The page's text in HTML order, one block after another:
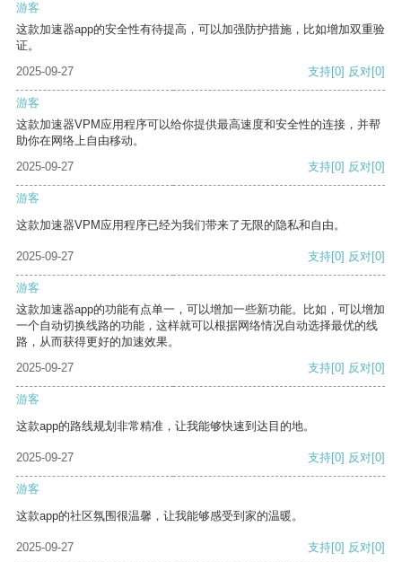
游客
这款加速器app的安全性有待提高，可以加强防护措施，比如增加双重验
证。
2025-09-27
支持[0] 反对[0]
游客
这款加速器VPM应用程序可以给你提供最高速度和安全性的连接，并帮
助你在网络上自由移动。
2025-09-27
支持[0] 反对[0]
游客
这款加速器VPM应用程序已经为我们带来了无限的隐私和自由。
2025-09-27 支持[0] 反对[0]
游客
这款加速器app的功能有点单一，可以增加一些新功能。比如，可以增加
一个自动切换线路的功能，这样就可以根据网络情况自动选择最优的线
路，从而获得更好的加速效果。
2025-09-27
支持[0] 反对[0]
游客
这款app的路线规划非常精准，让我能够快速到达目的地。
2025-09-27 支持[0] 反对[0]
游客
这款app的社区氛围很温馨，让我能够感受到家的温暖。
2025-09-27 支持[0] 反对[0]